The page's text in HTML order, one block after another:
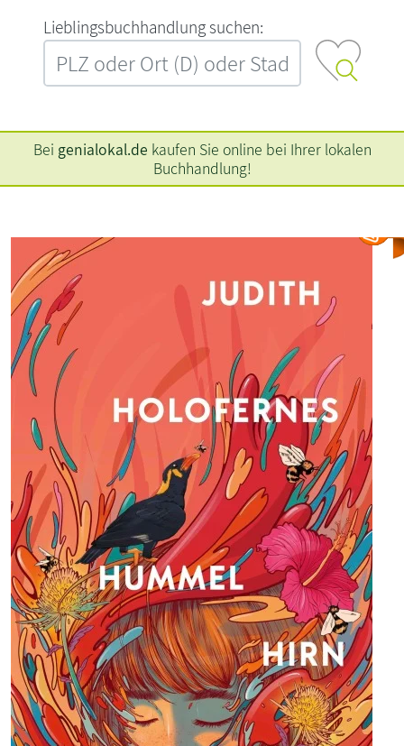
L‍i‍e‍b‍l‍i‍n‍g‍s‍b‍u‍c‍h‍h‍a‍n‍d‍l‍u‍n‍g‍ ‍s‍u‍c‍h‍e‍n‍:‍
Bei genialokal.de kaufen Sie online bei Ihrer lokalen
Buchhandlung!